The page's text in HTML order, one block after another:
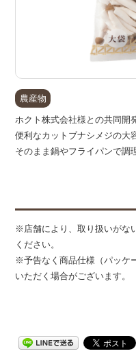
農産物
ホクト株式会社様との共同開
便利なカットブナシメジの大
そのまま鍋やフライパンで調
※店舗により、取り扱いがな
ください。
※予告なく商品仕様（パッケ
いただく場合がございます。